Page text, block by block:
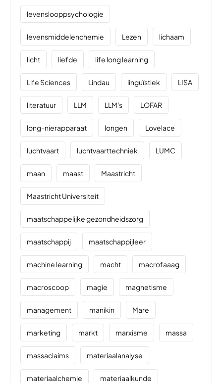
levenslooppsychologie
levensmiddelenchemie Lezen lichaam
licht liefde life long learning
Life Sciences Lindau linguïstiek LISA
literatuur LLM LLM's LOFAR
long-nierapparaat longen Lovelace
luchtvaart luchtvaarttechniek LUMC
maan maast Maastricht
Maastricht Universiteit
maatschappelijke gezondheidszorg
maatschappij maatschappijleer
machine learning macht macrofaaag
macroscoop magie magnetisme
management manikin Mare
marketing markt marxisme massa
massaclaims materiaalanalyse
materiaalchemie materiaalkunde